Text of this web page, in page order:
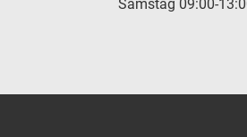
Samstag 09:00-